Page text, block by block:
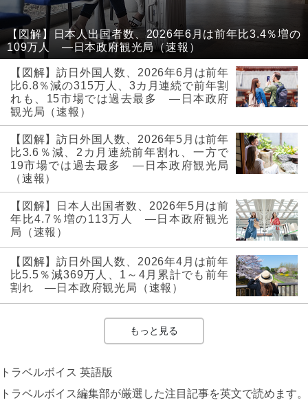
【図解】日本人出国者数、2026年6月は前年比3.4％増の
109万人 ―日本政府観光局（速報）
【図解】訪日外国人数、2026年6月は前年
比6.8％減の315万人、3カ月連続で前年割
れも、15市場では過去最多 ―日本政府
観光局（速報）
【図解】訪日外国人数、2026年5月は前年
比3.6％減、2カ月連続前年割れ、一方で
19市場では過去最多 ―日本政府観光局
（速報）
【図解】日本人出国者数、2026年5月は前
年比4.7％増の113万人 ―日本政府観光
局（速報）
【図解】訪日外国人数、2026年4月は前年
比5.5％減369万人、1～4月累計でも前年
割れ ―日本政府観光局（速報）
もっと見る
トラベルボイス 英語版
トラベルボイス編集部が厳選した注目記事を英文で読めます。